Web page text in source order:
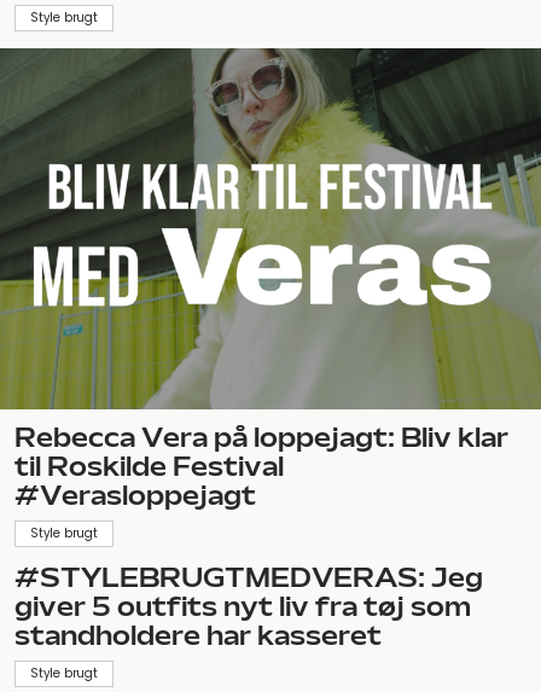
Style brugt
Rebecca Vera på loppejagt: Bliv klar
til Roskilde Festival
#Verasloppejagt
Style brugt
#STYLEBRUGTMEDVERAS: Jeg
giver 5 outfits nyt liv fra tøj som
standholdere har kasseret
Style brugt